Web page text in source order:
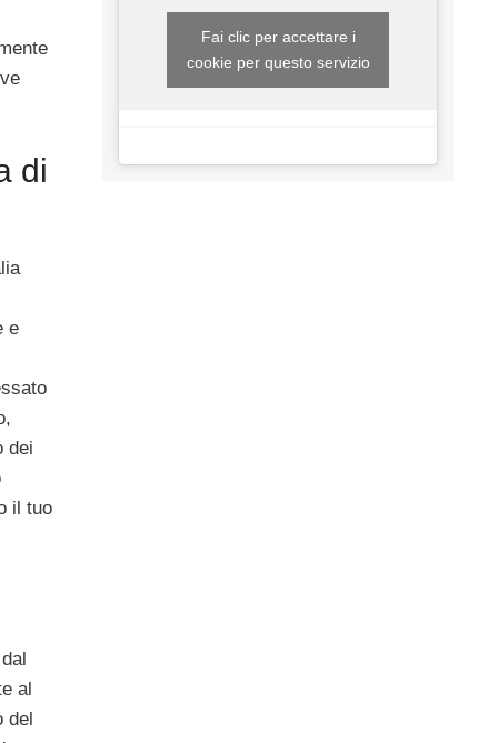
di
e
dei
il tuo
al
del
Fai clic per accettare i
cookie per questo servizio